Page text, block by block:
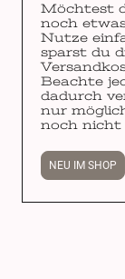
Möchtest
noch
Nutze
sparst du
Beachte
dadurch
nur
noch nicht
NEU IM SHOP